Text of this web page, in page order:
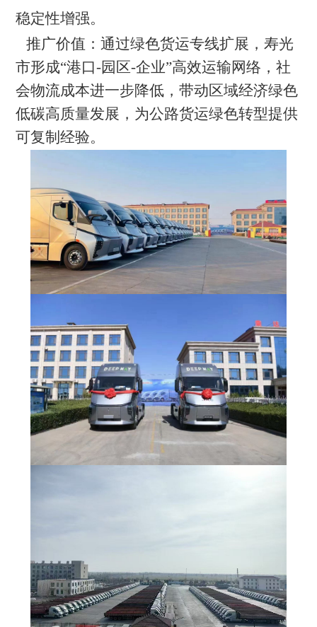
稳定性增强。
推广价值：通过绿色货运专线扩展，寿光
市形成“港口-园区-企业”高效运输网络，社
会物流成本进一步降低，带动区域经济绿色
低碳高质量发展，为公路货运绿色转型提供
可复制经验。